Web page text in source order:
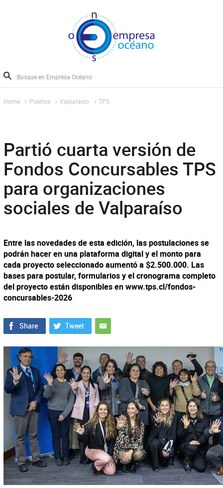
Home Puertos Valparaíso TPS
Partió cuarta versión de
Fondos Concursables TPS
para organizaciones
sociales de Valparaíso
Entre las novedades de esta edición, las postulaciones se
podrán hacer en una plataforma digital y el monto para
cada proyecto seleccionado aumentó a $2.500.000. Las
bases para postular, formularios y el cronograma completo
del proyecto están disponibles en www.tps.cl/fondos-
concursables-2026